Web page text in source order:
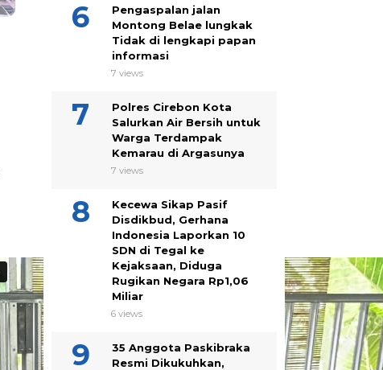
Pengaspalan jalan
Montong Belae lungkak
Tidak di lengkapi papan
informasi
7 views
Polres Cirebon Kota
Salurkan Air Bersih untuk
Warga Terdampak
Kemarau di Argasunya
7 views
Kecewa Sikap Pasif
Disdikbud, Gerhana
Indonesia Laporkan 10
SDN di Tegal ke
Kejaksaan, Diduga
Rugikan Negara Rp1,06
Miliar
6 views
35 Anggota Paskibraka
Resmi Dikukuhkan,